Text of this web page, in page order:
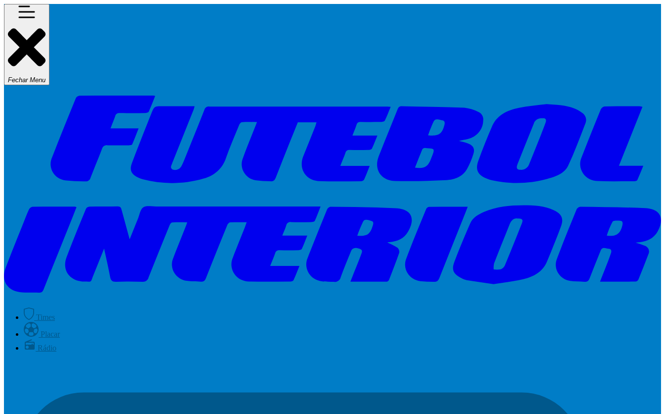
Fechar Menu
Times
Placar
Rádio